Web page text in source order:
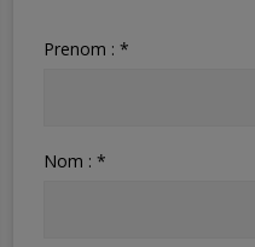
Prenom : *
Nom : *